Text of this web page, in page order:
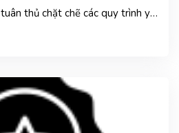
Sài Gòn Medik cam kết tuân thủ chặt chẽ các quy trình y tế và tiêu chuẩn chất lượng cao nhất. Chúng tôi luôn đặt sự an toàn và sức khỏe của bệnh nhân lên hàng đầu